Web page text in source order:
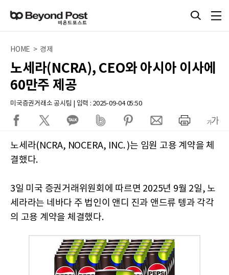
HOME > 경제
노세라(NCRA), CEO와 아시아 이사에
60만주 제공
미국증권거래소 공시팀 | 입력 : 2025-09-04 05:50
노세라(NCRA, NOCERA, INC. )는 임원 고용 계약을 체
결했다.
3일 미국 증권거래위원회에 따르면 2025년 9월 2일, 노
세라라는 네바다 주 법인이 앤디 진과 앤드류 텡과 각각
의 고용 계약을 체결했다.